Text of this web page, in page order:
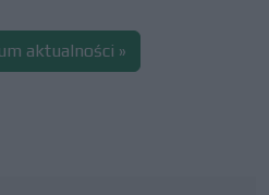
aktualności »